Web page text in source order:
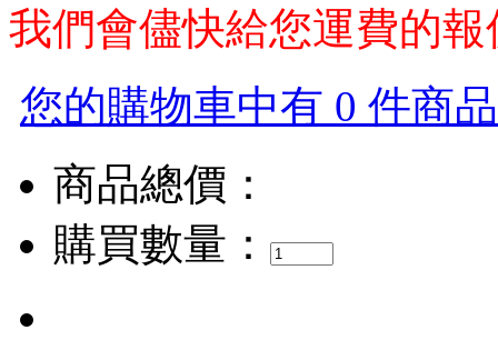
我們會儘快給您運費的報
您的購物車中有 0 件商
商品總價：
購買數量：